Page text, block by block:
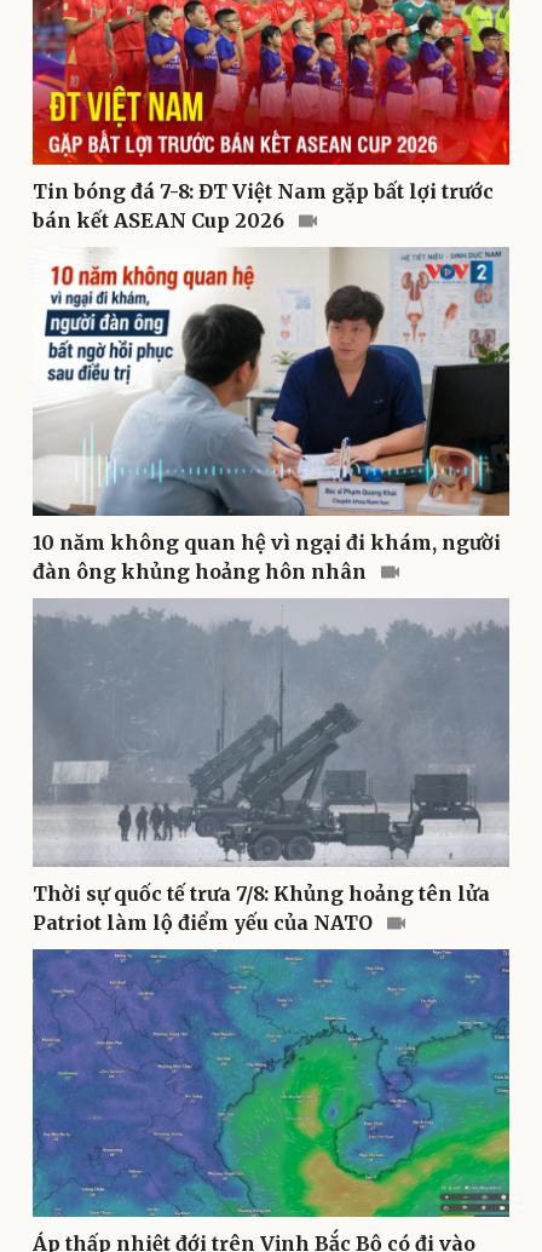
Kinh tế
Bất động sản
Khởi nghiệp
Thị trường
Giá vàng
Tiêu dùng
Tỷ giá
Chứng khoán
Giá cà phê
Pháp luật
Tin nóng
Tư vấn luật
Quân sự - Quốc phòng
Vũ khí
Việt Nam
Phân tích
Thể thao Ô tô - Xe máy
Tin bóng đá 7-8: ĐT Việt Nam gặp bất lợi trước
bán kết ASEAN Cup 2026
10 năm không quan hệ vì ngại đi khám, người
đàn ông khủng hoảng hôn nhân
Thời sự quốc tế trưa 7/8: Khủng hoảng tên lửa
Patriot làm lộ điểm yếu của NATO
Áp thấp nhiệt đới trên Vịnh Bắc Bộ có đi vào